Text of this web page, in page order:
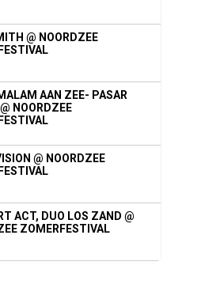
@ NOORDZEE
AAN ZEE- PASAR
NOORDZEE
@ NOORDZEE
ACT, DUO LOS ZAND @
ZOMERFESTIVAL